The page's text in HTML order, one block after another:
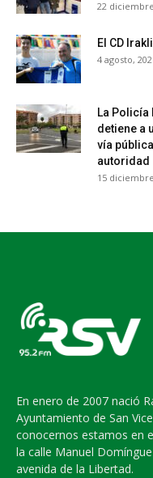
22
El CD
4 agosto,
La Policía
detiene a
vía
autoridad
15
En enero de 2007 nació
Ayuntamiento de San
conocernos estamos en
la calle Manuel
avenida de la Libertad.